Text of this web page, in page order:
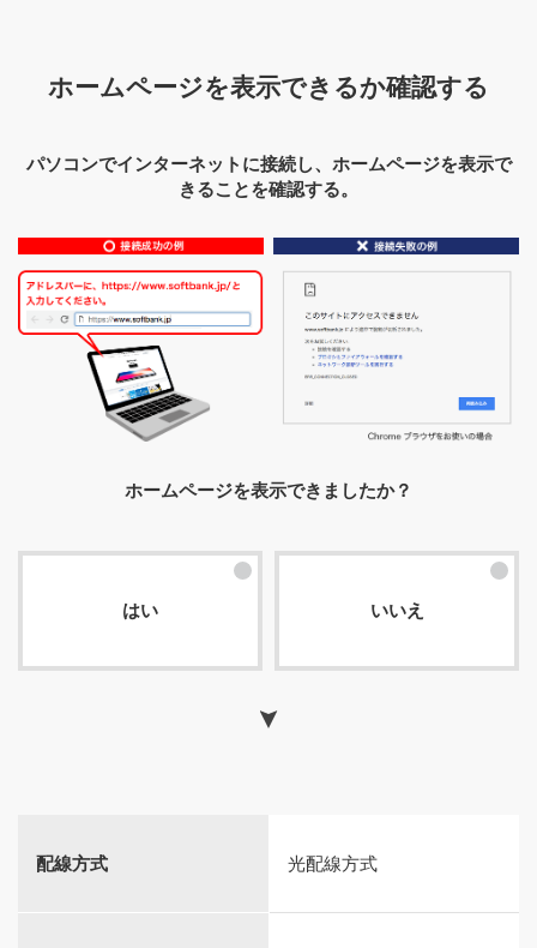
ホームページを表示できるか確認する
パソコンでインターネットに接続し、ホームページを表示で
きることを確認する。
ホームページを表示できましたか？
はい いいえ
配線方式 光配線⽅式